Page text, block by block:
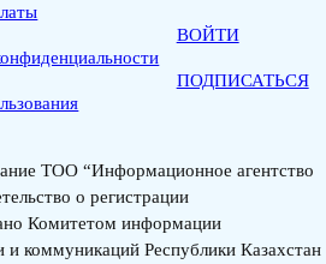
ВОЙТИ
ПОДПИСАТЬСЯ
ТОО “Информационное агентство
о регистрации
Комитетом информации
коммуникаций Республики Казахстан